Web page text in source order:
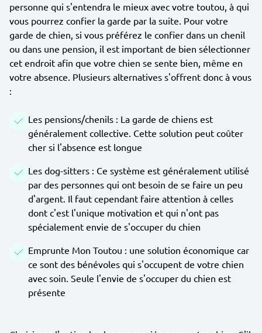
personne qui s'entendra le mieux avec votre toutou, à qui
vous pourrez confier la garde par la suite. Pour votre
garde de chien, si vous préférez le confier dans un chenil
ou dans une pension, il est important de bien sélectionner
cet endroit afin que votre chien se sente bien, même en
votre absence. Plusieurs alternatives s'offrent donc à vous
:
Les pensions/chenils : La garde de chiens est
généralement collective. Cette solution peut coûter
cher si l'absence est longue
Les dog-sitters : Ce système est généralement utilisé
par des personnes qui ont besoin de se faire un peu
d'argent. Il faut cependant faire attention à celles
dont c'est l'unique motivation et qui n'ont pas
spécialement envie de s'occuper du chien
Emprunte Mon Toutou : une solution économique car
ce sont des bénévoles qui s'occupent de votre chien
avec soin. Seule l'envie de s'occuper du chien est
présente